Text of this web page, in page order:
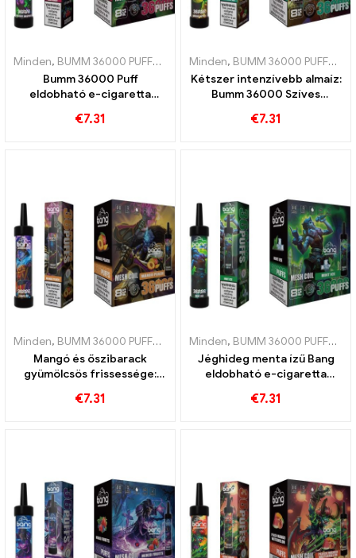
Minden, BUMM 36000 PUFFOK Eldobható e-cigaretta,Eldobható
Bumm 36000 Puff
eldobható e-cigaretta
keveréke hálós
€7.31
Minden, BUMM 36000 PUFFOK
Kétszer intenzívebb almaíz:
Bumm 36000 Szíves
almával a maximális élvezet
€7.31
Minden, BUMM 36000 PUFFOK Eldobható e-cigaretta,Eldobható
Mangó és őszibarack
gyümölcsös frissessége:
36000 vonatok egy trópusi
€7.31
Minden, BUMM 36000 PUFFOK
Jéghideg menta ízű Bang
eldobható e-cigaretta
tekercs a tökéletes
€7.31